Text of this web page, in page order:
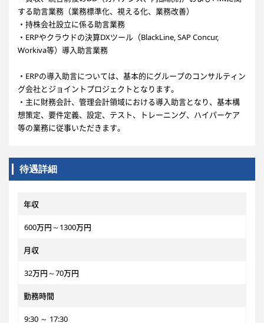
する助言業務（業務標準化、視える化、業務改善）
・持株会社設立に係る助言業務
・ERPやクラウドの決算DXツール（BlackLine, SAP Concur,
Workiva等）導入助言業務
・ERPの導入助言については、基本的にグループのコンサルティン
グ会社とジョイントプロジェクトとなります。
・主に財務会計、管理会計領域における導入助言となり、基本構
想策定、要件定義、設定、テスト、トレーニング、ハイパーケア
等の業務に従事いただきます。
待遇詳細
年収
600万円～1300万円
月収
32万円～70万円
勤務時間
9:30 ～ 17:30